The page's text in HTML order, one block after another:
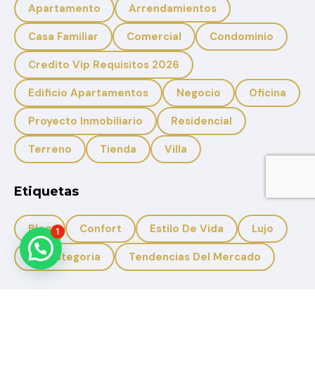
Apartamento
Arrendamientos
Casa Familiar
Comercial
Condominio
Credito Vip Requisitos 2026
Edificio Apartamentos
Negocio
Oficina
Proyecto Inmobiliario
Residencial
Terreno
Tienda Villa
Etiquetas
Blog Confort Estilo De Vida
Lujo
Sin Categoria
Tendencias Del Mercado
1